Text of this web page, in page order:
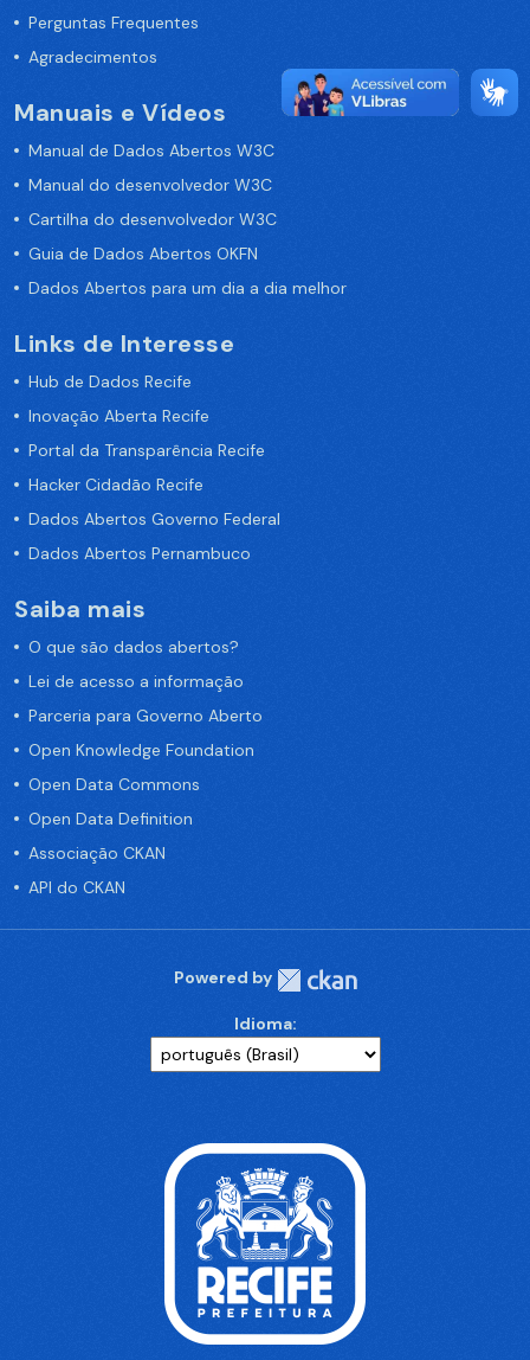
Perguntas Frequentes
Agradecimentos
Manuais e Vídeos
Manual de Dados Abertos W3C
Manual do desenvolvedor W3C
Cartilha do desenvolvedor W3C
Guia de Dados Abertos OKFN
Dados Abertos para um dia a dia melhor
Links de Interesse
Hub de Dados Recife
Inovação Aberta Recife
Portal da Transparência Recife
Hacker Cidadão Recife
Dados Abertos Governo Federal
Dados Abertos Pernambuco
Saiba mais
O que são dados abertos?
Lei de acesso a informação
Parceria para Governo Aberto
Open Knowledge Foundation
Open Data Commons
Open Data Definition
Associação CKAN
API do CKAN
Powered by
Idioma